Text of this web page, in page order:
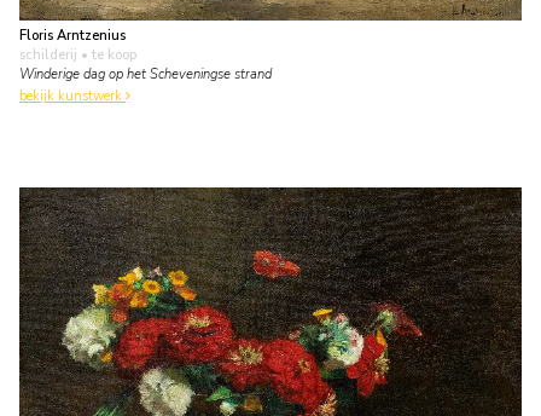
Floris Arntzenius
schilderij • te koop
Winderige dag op het Scheveningse strand
bekijk kunstwerk